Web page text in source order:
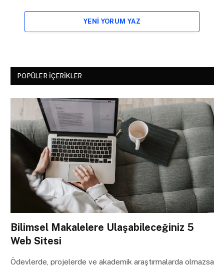
YENI YORUM YAZ
POPÜLER İÇERIKLER
Bilimsel Makalelere Ulaşabileceğiniz 5
Web Sitesi
Ödevlerde, projelerde ve akademik araştırmalarda olmazsa